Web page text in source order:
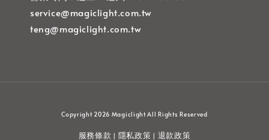
service@magiclight.com.tw
teng@magiclight.com.tw
Copyright 2026 Magiclight All Rights Reserved
服務條款 | 隱私政策 | 退款政策